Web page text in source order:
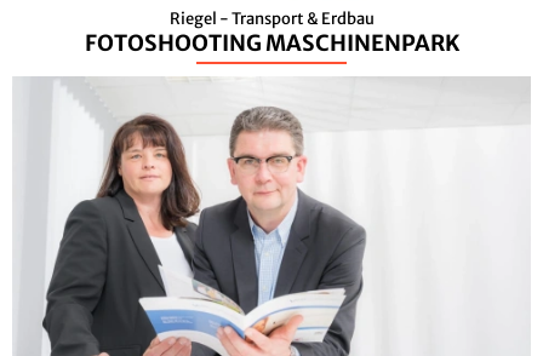
Riegel - Transport & Erdbau
FOTOSHOOTING MASCHINENPARK